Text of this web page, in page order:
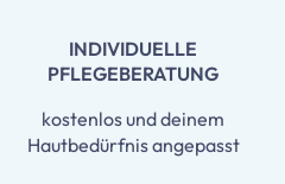
INDIVIDUELLE
PFLEGEBERATUNG
kostenlos und deinem
Hautbedürfnis angepasst